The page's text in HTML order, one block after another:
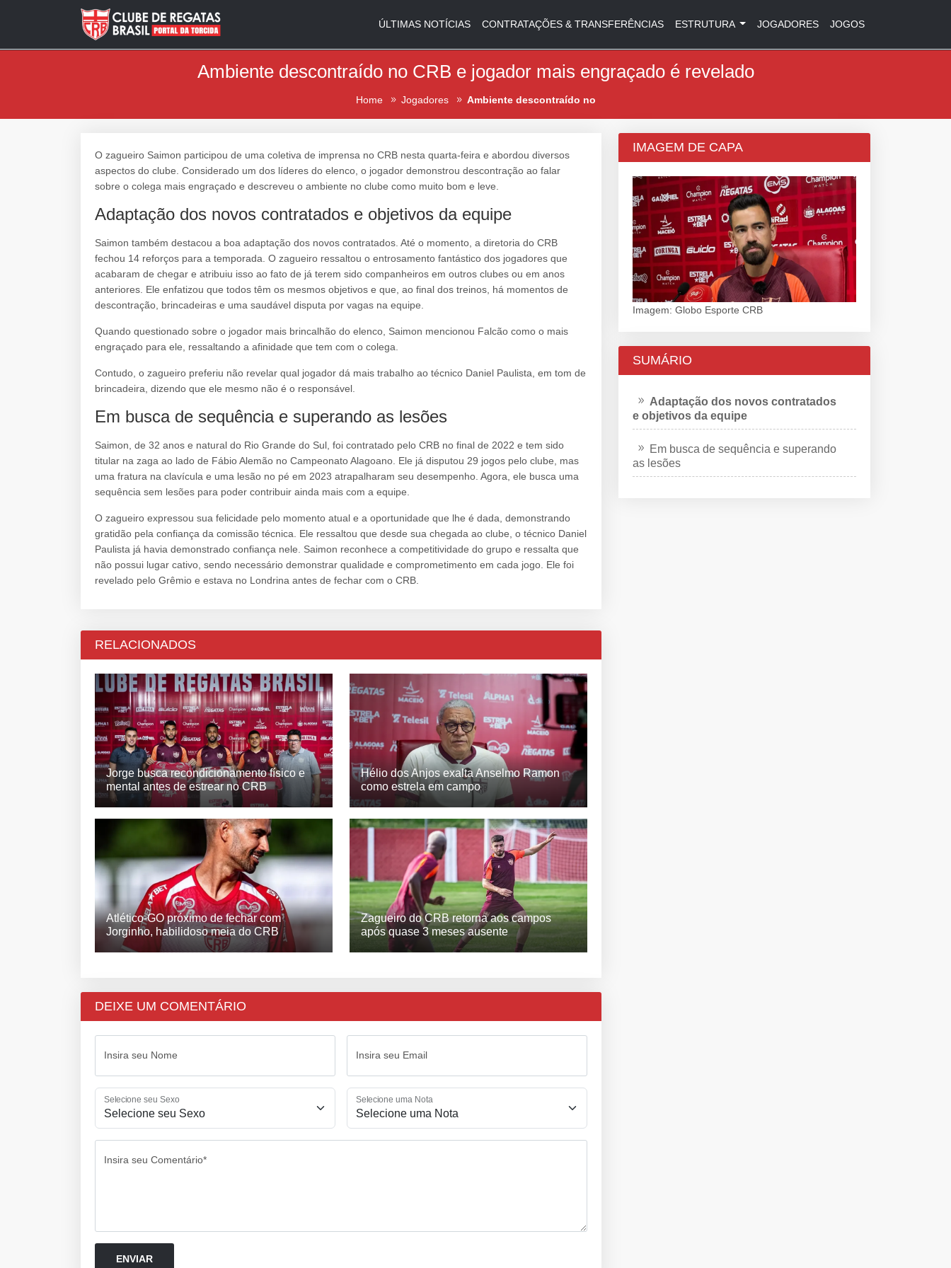
ÚLTIMAS NOTÍCIAS CONTRATAÇÕES & TRANSFERÊNCIAS ESTRUTURA JOGADORES JOGOS
Ambiente descontraído no CRB e jogador mais engraçado é revelado
Home Jogadores Ambiente descontraído no
O zagueiro Saimon participou de uma coletiva de imprensa no CRB nesta quarta-feira e abordou diversos
aspectos do clube. Considerado um dos líderes do elenco, o jogador demonstrou descontração ao falar
sobre o colega mais engraçado e descreveu o ambiente no clube como muito bom e leve.
Adaptação dos novos contratados e objetivos da equipe
Saimon também destacou a boa adaptação dos novos contratados. Até o momento, a diretoria do CRB
fechou 14 reforços para a temporada. O zagueiro ressaltou o entrosamento fantástico dos jogadores que
acabaram de chegar e atribuiu isso ao fato de já terem sido companheiros em outros clubes ou em anos
anteriores. Ele enfatizou que todos têm os mesmos objetivos e que, ao final dos treinos, há momentos de
descontração, brincadeiras e uma saudável disputa por vagas na equipe.
Quando questionado sobre o jogador mais brincalhão do elenco, Saimon mencionou Falcão como o mais
engraçado para ele, ressaltando a afinidade que tem com o colega.
Contudo, o zagueiro preferiu não revelar qual jogador dá mais trabalho ao técnico Daniel Paulista, em tom de
brincadeira, dizendo que ele mesmo não é o responsável.
Em busca de sequência e superando as lesões
Saimon, de 32 anos e natural do Rio Grande do Sul, foi contratado pelo CRB no final de 2022 e tem sido
titular na zaga ao lado de Fábio Alemão no Campeonato Alagoano. Ele já disputou 29 jogos pelo clube, mas
uma fratura na clavícula e uma lesão no pé em 2023 atrapalharam seu desempenho. Agora, ele busca uma
sequência sem lesões para poder contribuir ainda mais com a equipe.
O zagueiro expressou sua felicidade pelo momento atual e a oportunidade que lhe é dada, demonstrando
gratidão pela confiança da comissão técnica. Ele ressaltou que desde sua chegada ao clube, o técnico Daniel
Paulista já havia demonstrado confiança nele. Saimon reconhece a competitividade do grupo e ressalta que
não possui lugar cativo, sendo necessário demonstrar qualidade e comprometimento em cada jogo. Ele foi
revelado pelo Grêmio e estava no Londrina antes de fechar com o CRB.
RELACIONADOS
Jorge busca recondicionamento físico e
mental antes de estrear no CRB
Hélio dos Anjos exalta Anselmo Ramon
como estrela em campo
Atlético-GO próximo de fechar com
Jorginho, habilidoso meia do CRB
Zagueiro do CRB retorna aos campos
após quase 3 meses ausente
DEIXE UM COMENTÁRIO
Insira seu Nome Insira seu Email
Selecione seu Sexo Selecione uma Nota
Insira seu Comentário*
IMAGEM DE CAPA
Imagem: Globo Esporte CRB
SUMÁRIO
Adaptação dos novos contratados
e objetivos da equipe
Em busca de sequência e superando
as lesões